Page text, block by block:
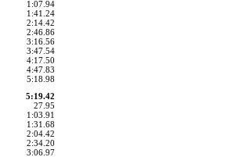
1:07.94
1:41.24
2:14.42
2:46.86
3:16.56
3:47.54
4:17.50
4:47.83
5:18.98
5:19.42
27.95
1:03.91
1:31.68
2:04.42
2:34.20
3:06.97